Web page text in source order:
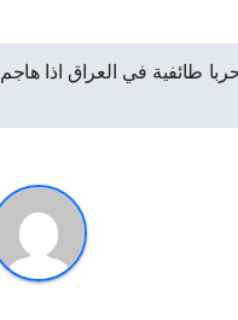
طائفية في العراق اذا هاجم